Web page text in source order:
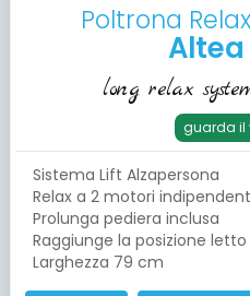
Poltrona
Altea
long relax
guarda il
Sistema Lift Alzapersona
Relax a 2 motori
Prolunga pediera inclusa
Raggiunge la posizione letto
Larghezza 79 cm